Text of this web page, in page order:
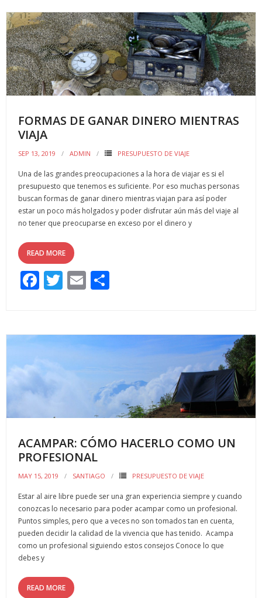
b
o
o
k
er l p
ar
ti
r
FORMAS DE GANAR DINERO MIENTRAS
VIAJA
SEP 13, 2019 ADMIN PRESUPUESTO DE VIAJE
Una de las grandes preocupaciones a la hora de viajar es si el
presupuesto que tenemos es suficiente. Por eso muchas personas
buscan formas de ganar dinero mientras viajan para así poder
estar un poco más holgados y poder disfrutar aún más del viaje al
no tener que preocuparse en exceso por el dinero y
READ MORE
F
b
o
o
k
T
er
E
l p
ar
ti
r
ACAMPAR: CÓMO HACERLO COMO UN
PROFESIONAL
MAY 15, 2019 SANTIAGO PRESUPUESTO DE VIAJE
Estar al aire libre puede ser una gran experiencia siempre y cuando
conozcas lo necesario para poder acampar como un profesional.
Puntos simples, pero que a veces no son tomados tan en cuenta,
pueden decidir la calidad de la vivencia que has tenido. Acampa
como un profesional siguiendo estos consejos Conoce lo que
debes y
READ MORE